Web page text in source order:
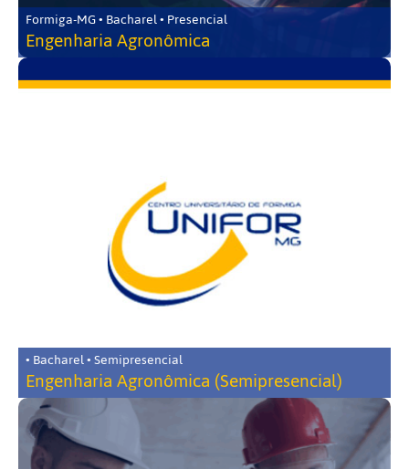
Formiga-MG • Bacharel • Presencial
Engenharia Agronômica
• Bacharel • Semipresencial
Engenharia Agronômica (Semipresencial)